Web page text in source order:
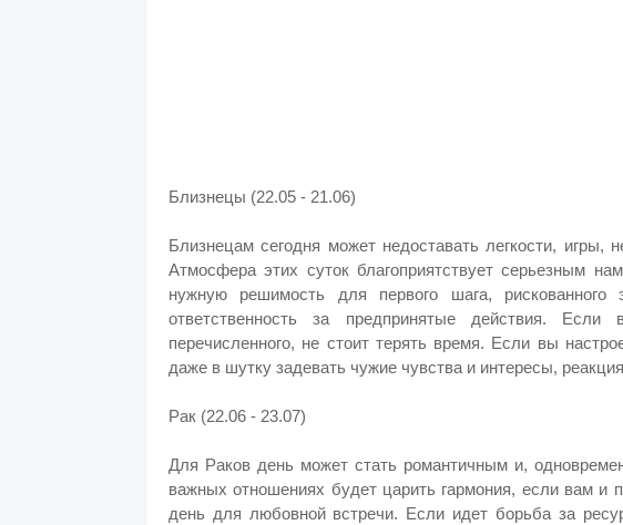
Близнецы (22.05 - 21.06)
Близнецам сегодня может недоставать легкости, игры,
Атмосфера этих суток благоприятствует серьезным
нужную решимость для первого шага, рискованного
ответственность за предпринятые действия.
перечисленного, не стоит терять время. Если вы
даже в шутку задевать чужие чувства и интересы,
Рак (22.06 - 23.07)
Для Раков день может стать романтичным и,
важных отношениях будет царить гармония, если вам и
день для любовной встречи. Если идет борьба за